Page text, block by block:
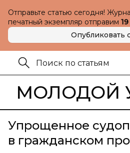
Отправьте статью сегодня!
печатный экземпляр отправим
Опубликовать
МОЛОДОЙ
Упрощенное
в гражданском